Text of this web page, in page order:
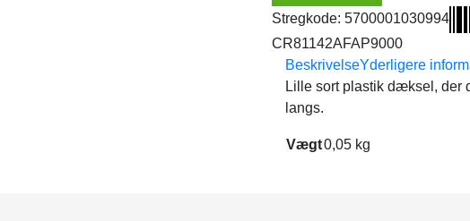
Stregkode: 5700001030994
CR81142AFAP9000
BeskrivelseYderligere
Lille sort plastik dæksel, der
langs.
Vægt0,05 kg